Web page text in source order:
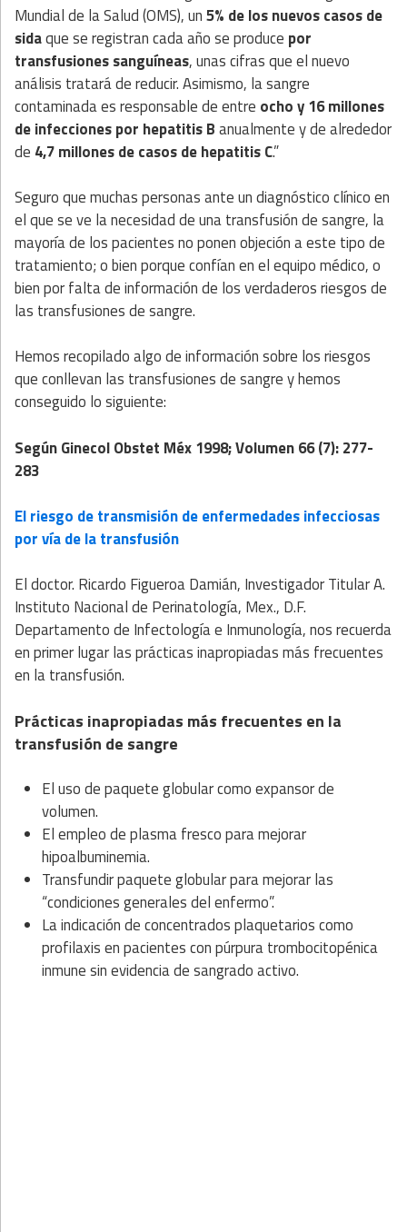
Mundial de la Salud (OMS), un5% de los nuevos casos de
sidaque se registran cada año se produce por
transfusiones sanguíneas, unas cifras que el nuevo
análisis tratará de reducir. Asimismo, la sangre
contaminada es responsable de entre ocho y 16 millones
de infecciones por hepatitis Banualmente y de alrededor
de 4,7 millones de casos de hepatitis C.”
Seguro que muchas personas ante un diagnóstico clínico en
el que se ve la necesidad de una transfusión de sangre, la
mayoría de los pacientes no ponen objeción a este tipo de
tratamiento; o bien porque confían en el equipo médico, o
bien por falta de información de los verdaderos riesgos de
las transfusiones de sangre.
Hemos recopilado algo de información sobre los riesgos
que conllevan las transfusiones de sangre y hemos
conseguido lo siguiente:
Según Ginecol Obstet Méx 1998; Volumen 66 (7): 277-
283
El riesgo de transmisión de enfermedades infecciosas
por vía de la transfusión
El doctor. Ricardo Figueroa Damián, Investigador Titular A.
Instituto Nacional de Perinatología, Mex., D.F.
Departamento de Infectología e Inmunología, nos recuerda
en primer lugar las prácticas inapropiadas más frecuentes
en la transfusión.
Prácticas inapropiadas más frecuentes en la
transfusión de sangre
El uso de paquete globular como expansor de
volumen.
El empleo de plasma fresco para mejorar
hipoalbuminemia.
Transfundir paquete globular para mejorar las
“condiciones generales del enfermo”.
La indicación de concentrados plaquetarios como
profilaxis en pacientes con púrpura trombocitopénica
inmune sin evidencia de sangrado activo.